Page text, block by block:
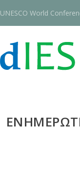
UNESCO World